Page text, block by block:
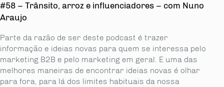
#58 – Trânsito, arroz e influenciadores – com Nuno
Araujo
Parte da razão de ser deste podcast é trazer
informação e ideias novas para quem se interessa pelo
marketing B2B e pelo marketing em geral. E uma das
melhores maneiras de encontrar ideias novas é olhar
para fora, para lá dos limites habituais da nossa